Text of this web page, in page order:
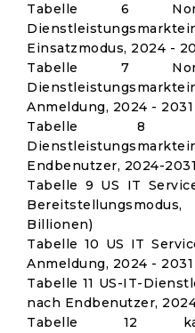
Tabelle 6
Einsatzmodus, 2024 -
Tabelle 7
Anmeldung, 2024 -
Tabelle 8
Endbenutzer, 2024-
Tabelle 9 US IT
Billionen)
Tabelle 10 US IT
Anmeldung, 2024 -
Tabelle 11 US-IT-
nach Endbenutzer,
Tabelle 12